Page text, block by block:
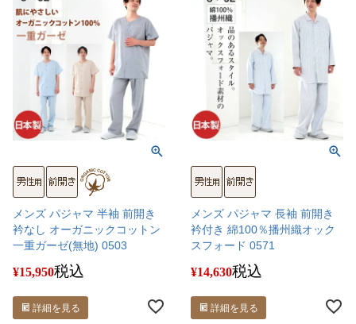
メンズ パジャマ 半袖 前開き
衿なし オーガニックコットン
一重ガーゼ(無地) 0503
¥15,950税込
詳細を見る
メンズ パジャマ 長袖 前開き
衿付き 綿100％播州織オック
スフォード 0571
¥14,630税込
詳細を見る